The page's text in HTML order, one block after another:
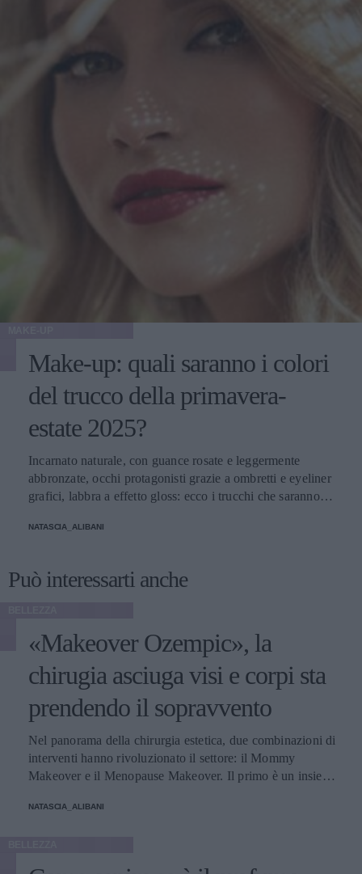
un progetto di restauro. Se ti piace esplorare la skincare
ampie e aggiornate anche su Little Wonderland, ma la
tutte: la pelle non ama la fretta. Ama i gesti piccoli,
anche la strategia più efficace. Articolo con contenuto
Make-up: quali saranno i colori
del trucco della primavera-
estate 2025?
Incarnato naturale, con guance rosate e leggermente
abbronzate, occhi protagonisti grazie a ombretti e eyeliner
grafici, labbra a effetto gloss: ecco i trucchi che saranno
NATASCIA_ALIBANI
Può interessarti anche
«Makeover Ozempic», la
chirugia asciuga visi e corpi sta
prendendo il sopravvento
Nel panorama della chirurgia estetica, due combinazioni di
interventi hanno rivoluzionato il settore: il Mommy
Makeover e il Menopause Makeover. Il primo è un insieme
donne a recuperare la forma fisica e l'aspetto che avevano
NATASCIA_ALIBANI